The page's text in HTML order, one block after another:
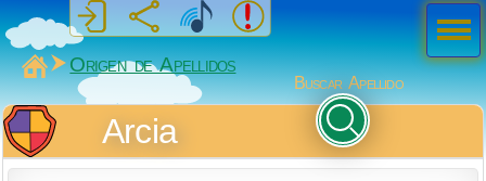
MiSabueso
Origen de Apellidos
Buscar Apellido
Arcia
Men
ú